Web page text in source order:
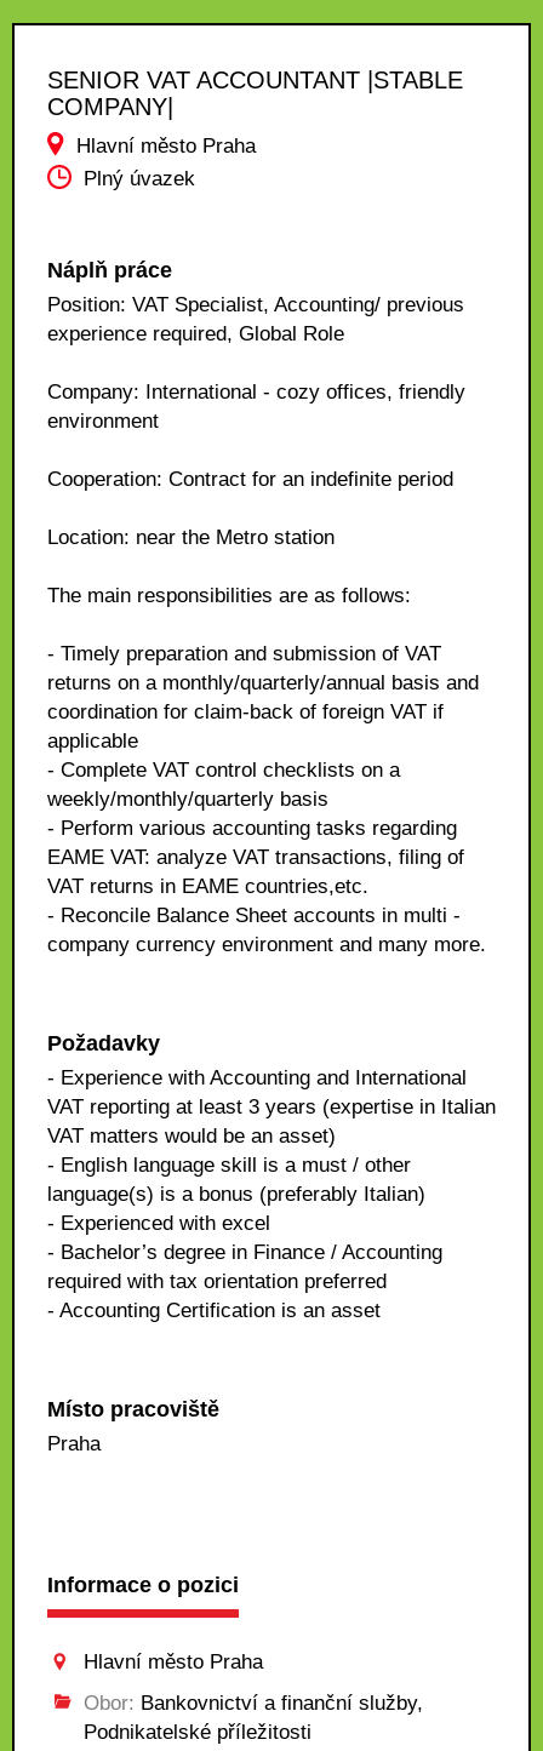
SENIOR VAT ACCOUNTANT |STABLE
COMPANY|
Hlavní město Praha
Plný úvazek
Náplň práce
Position: VAT Specialist, Accounting/ previous
experience required, Global Role
Company: International - cozy offices, friendly
environment
Cooperation: Contract for an indefinite period
Location: near the Metro station
The main responsibilities are as follows:
- Timely preparation and submission of VAT
returns on a monthly/quarterly/annual basis and
coordination for claim-back of foreign VAT if
applicable
- Complete VAT control checklists on a
weekly/monthly/quarterly basis
- Perform various accounting tasks regarding
EAME VAT: analyze VAT transactions, filing of
VAT returns in EAME countries,etc.
- Reconcile Balance Sheet accounts in multi -
company currency environment and many more.
Požadavky
- Experience with Accounting and International
VAT reporting at least 3 years (expertise in Italian
VAT matters would be an asset)
- English language skill is a must / other
language(s) is a bonus (preferably Italian)
- Experienced with excel
- Bachelor’s degree in Finance / Accounting
required with tax orientation preferred
- Accounting Certification is an asset
Místo pracoviště
Praha
Informace o pozici
Hlavní město Praha
Obor: Bankovnictví a finanční služby,
Podnikatelské příležitosti